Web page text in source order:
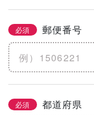
必須 郵便番号
必須 都道府県